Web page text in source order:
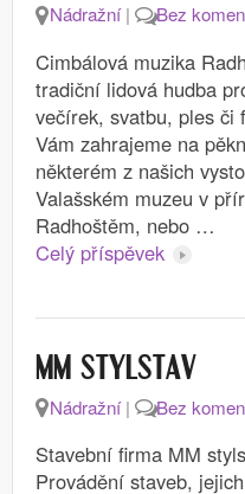
Nádražní| Bez
Cimbálová muzika
tradiční lidová hudba
večírek, svatbu, ples či
Vám zahrajeme na
některém z našich
Valašském muzeu v
Radhoštěm, nebo …
Celý příspěvek
MM STYLSTAV
Nádražní| Bez
Stavební firma MM
Provádění staveb,